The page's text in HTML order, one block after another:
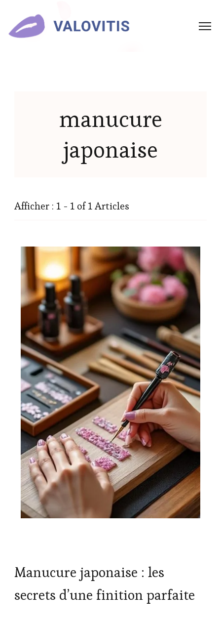
manucure
japonaise
Afficher : 1 - 1 of 1 Articles
Manucure japonaise : les
secrets d’une finition parfaite